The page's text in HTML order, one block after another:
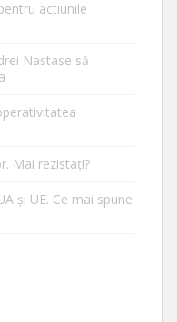
actiunile
Nastase să
Mai rezistați?
și UE. Ce mai spune